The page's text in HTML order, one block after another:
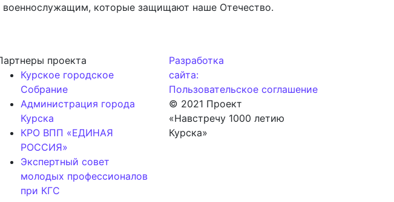
которые защищают наше Отечество.
проекта
Курское городское
Собрание
Администрация города
Курска
КРО ВПП «ЕДИНАЯ
РОССИЯ»
Экспертный совет
молодых профессионалов
при КГС
Разработка
сайта:
Пользовательское соглашение
© 2021 Проект
«Навстречу 1000 летию
Курска»